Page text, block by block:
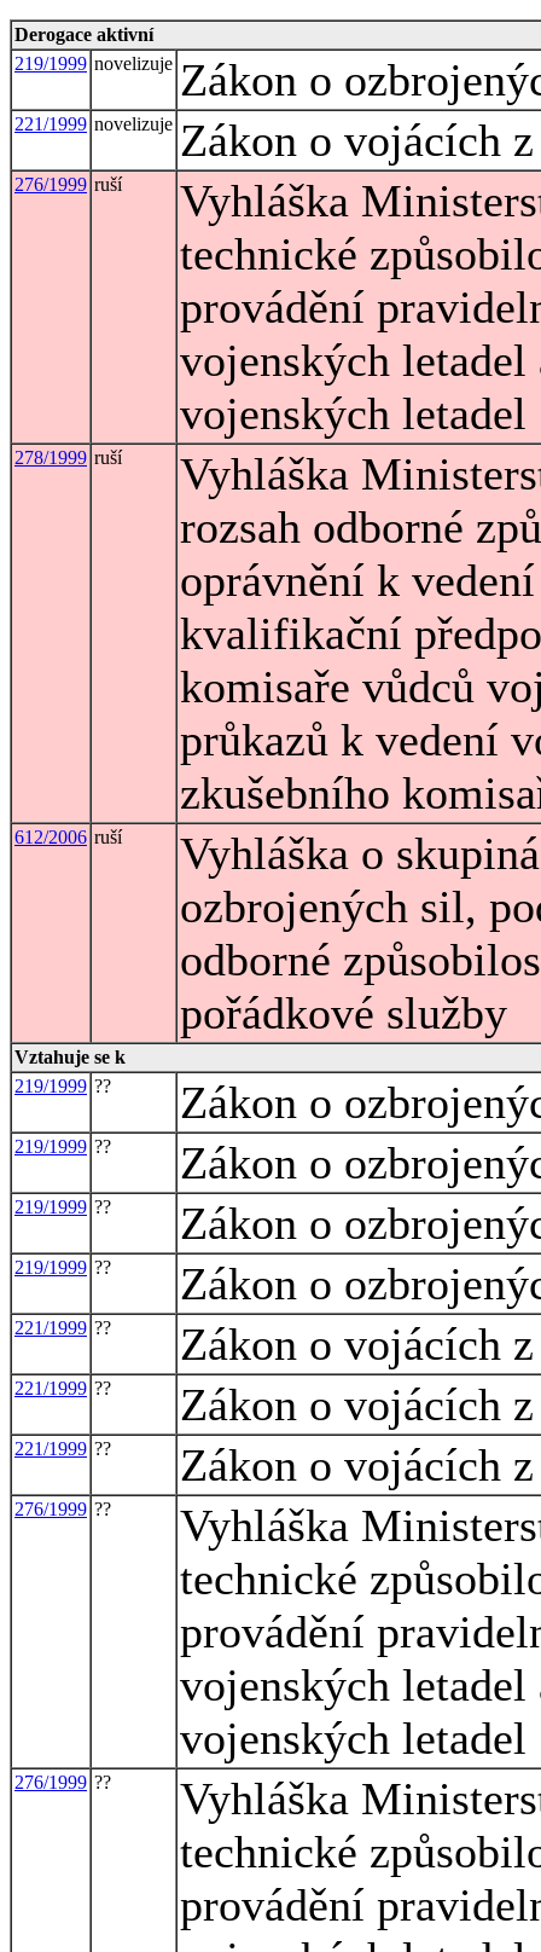
Derogace aktivní
219/1999 novelizuje Zákon o
221/1999 novelizuje Zákon o vojácích
276/1999 ruší
Vyhláška
technické
provádění
vojenských
vojenských letadel
278/1999 ruší
Vyhláška
rozsah odborné
oprávnění k
kvalifikační
komisaře vůdců
průkazů k vedení
zkušebního
612/2006 ruší
Vyhláška o
ozbrojených sil,
odborné
pořádkové služby
Vztahuje se k
219/1999 ?? Zákon o
219/1999 ?? Zákon o
219/1999 ?? Zákon o
219/1999 ?? Zákon o
221/1999 ?? Zákon o vojácích
221/1999 ?? Zákon o vojácích
221/1999 ?? Zákon o vojácích
276/1999 ??
Vyhláška
technické
provádění
vojenských
vojenských letadel
276/1999 ??
Vyhláška
technické
provádění